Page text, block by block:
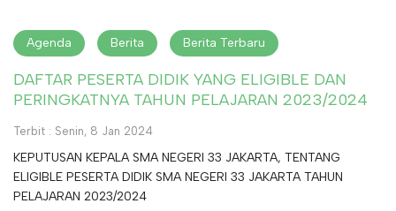
Agenda Berita Berita Terbaru
DAFTAR PESERTA DIDIK YANG ELIGIBLE DAN
PERINGKATNYA TAHUN PELAJARAN 2023/2024
Terbit : Senin, 8 Jan 2024
KEPUTUSAN KEPALA SMA NEGERI 33 JAKARTA, TENTANG
ELIGIBLE PESERTA DIDIK SMA NEGERI 33 JAKARTA TAHUN
PELAJARAN 2023/2024